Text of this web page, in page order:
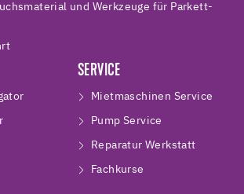
und Werkzeuge für Parkett-
SERVICE
Mietmaschinen Service
Pump Service
Reparatur Werkstatt
Fachkurse